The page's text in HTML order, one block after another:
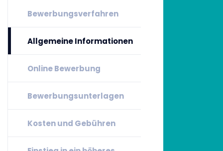
Bewerbungsverfahren
Allgemeine Informationen
Online Bewerbung
Bewerbungsunterlagen
Kosten und Gebühren